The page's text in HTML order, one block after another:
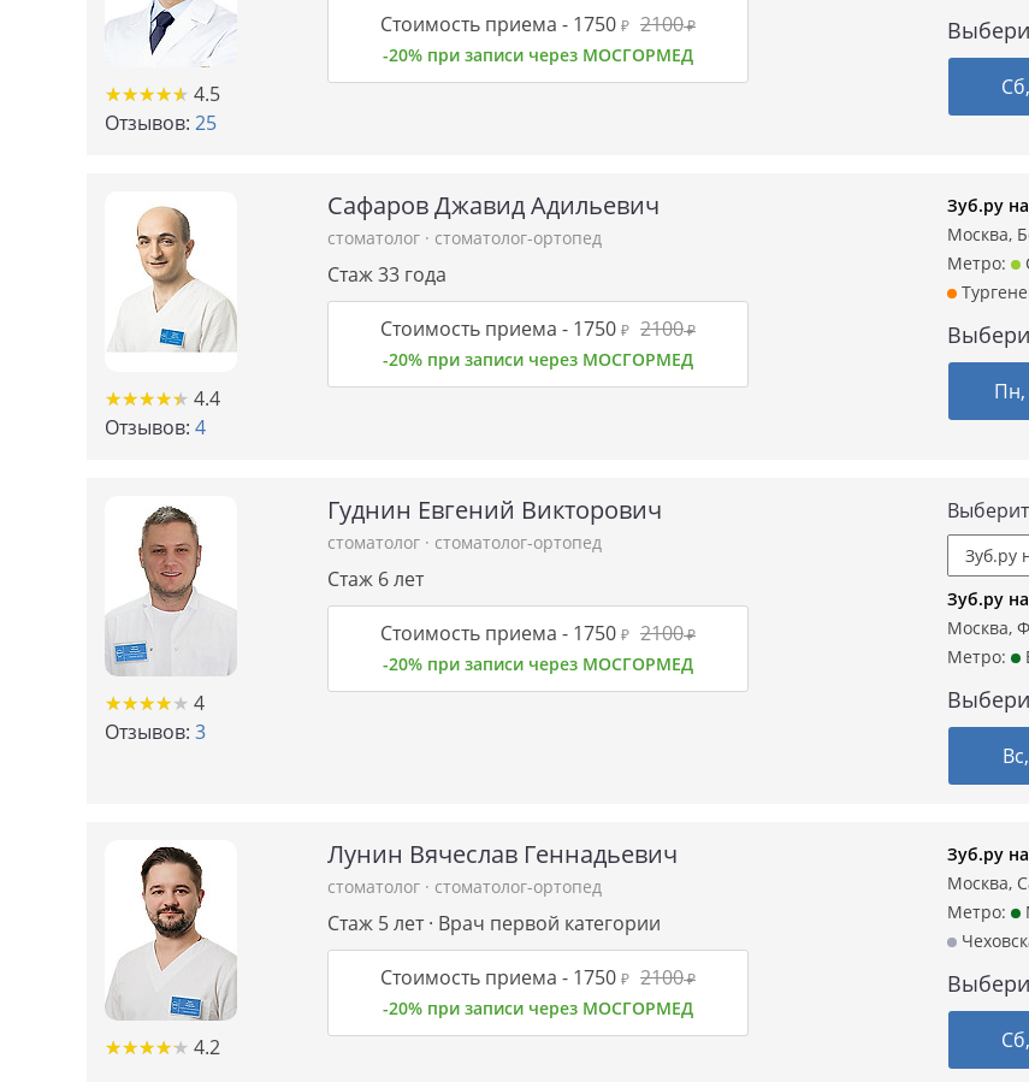
★★★★★
★★★★★ 4.5
Отзывов: 25
Стоимость приема - 1750 ₽ 2100₽
-20% при записи через МОСГОРМЕД
★★★★★
★★★★★ 4.4
Отзывов: 4
Сафаров Джавид Адильевич
стоматолог · стоматолог-ортопед
Стаж 33 года
Стоимость приема - 1750 ₽ 2100₽
-20% при записи через МОСГОРМЕД
Зуб.ру
Москва,
Метро:
Пн,
★★★★★
★★★★★ 4
Отзывов: 3
Гуднин Евгений Викторович
стоматолог · стоматолог-ортопед
Стаж 6 лет
Стоимость приема - 1750 ₽ 2100₽
-20% при записи через МОСГОРМЕД
Зуб.ру
Москва,
Метро:
★★★★★
★★★★★ 4.2
Лунин Вячеслав Геннадьевич
стоматолог · стоматолог-ортопед
Стаж 5 лет · Врач первой категории
Стоимость приема - 1750 ₽ 2100₽
-20% при записи через МОСГОРМЕД
Зуб.ру
Москва,
Метро: